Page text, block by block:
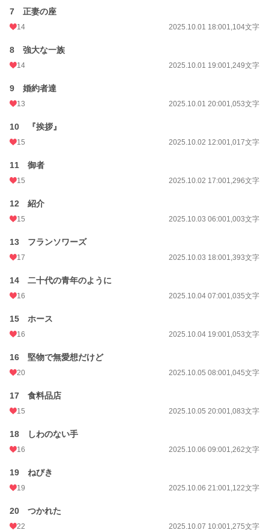
7 正妻の座
14 2025.10.01 18:001,104文字
8 強大な一族
14 2025.10.01 19:001,249文字
9 婚約者達
13 2025.10.01 20:001,053文字
10 『挨拶』
15 2025.10.02 12:001,017文字
11 御者
15 2025.10.02 17:001,296文字
12 紹介
15 2025.10.03 06:001,003文字
13 フランソワーズ
17 2025.10.03 18:001,393文字
14 二十代の青年のように
16 2025.10.04 07:001,035文字
15 ホース
16 2025.10.04 19:001,053文字
16 堅物で無愛想だけど
20 2025.10.05 08:001,045文字
17 食料品店
15 2025.10.05 20:001,083文字
18 しわのない手
16 2025.10.06 09:001,262文字
19 ねびき
19 2025.10.06 21:001,122文字
20 つかれた
22 2025.10.07 10:001,275文字